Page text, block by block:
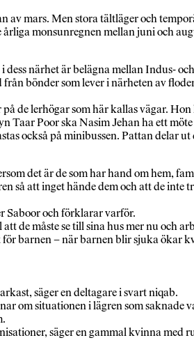
mars. Men stora tältläger och
monsunregnen mellan juni och
närhet är belägna mellan Indus-
bönder som lever i närheten av
de lerhögar som här kallas vägar.
Taar Poor ska Nasim Jehan ha ett
också på minibussen. Pattan delar
det är de som har hand om hem,
att inget hände dem och att de inte
Saboor och förklarar varför.
de måste se till sina hus mer nu och
barnen – när barnen blir sjuka ökar
säger en deltagare i svart niqab.
om situationen i lägren som saknade
säger en gammal kvinna med